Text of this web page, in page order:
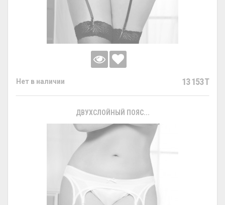
Нет в наличии 13 153 T
ДВУХСЛОЙНЫЙ ПОЯС...